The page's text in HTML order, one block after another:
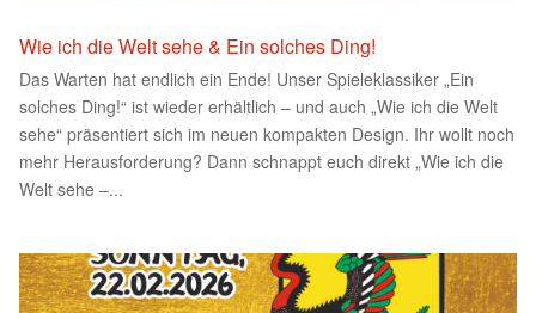
Wie ich die Welt sehe & Ein solches Ding!
Das Warten hat endlich ein Ende! Unser Spieleklassiker „Ein
solches Ding!“ ist wieder erhältlich – und auch „Wie ich die Welt
sehe“ präsentiert sich im neuen kompakten Design. Ihr wollt noch
mehr Herausforderung? Dann schnappt euch direkt „Wie ich die
Welt sehe –...